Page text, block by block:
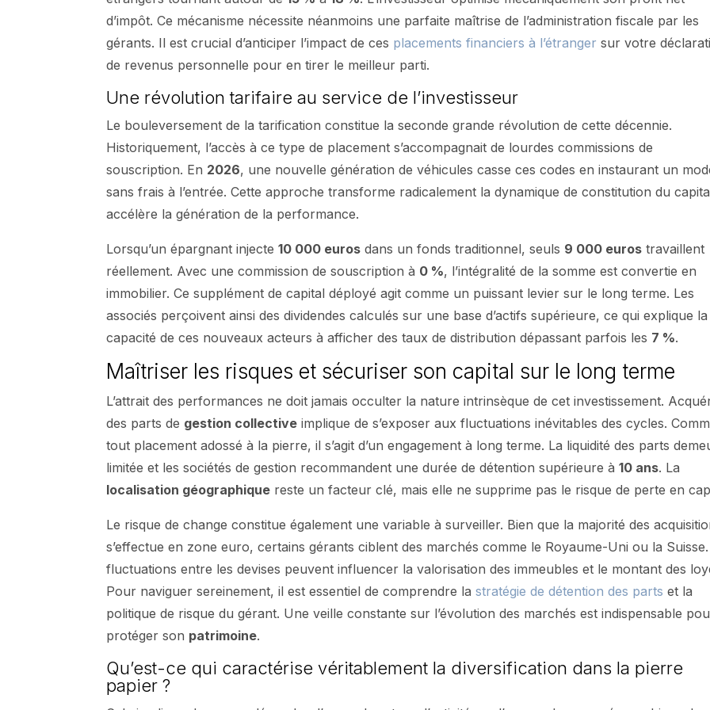
d’impôt. Ce mécanisme nécessite néanmoins une parfaite maîtrise de l’administration fiscale par les
gérants. Il est crucial d’anticiper l’impact de ces placements financiers à l’étranger sur votre
de revenus personnelle pour en tirer le meilleur parti.
Une révolution tarifaire au service de l’investisseur
Le bouleversement de la tarification constitue la seconde grande révolution de cette décennie.
Historiquement, l’accès à ce type de placement s’accompagnait de lourdes commissions de
souscription. En 2026, une nouvelle génération de véhicules casse ces codes en instaurant un
sans frais à l’entrée. Cette approche transforme radicalement la dynamique de constitution du
accélère la génération de la performance.
Lorsqu’un épargnant injecte10 000 euros dans un fonds traditionnel, seuls 9 000 euros travaillent
réellement. Avec une commission de souscription à 0 %, l’intégralité de la somme est convertie en
immobilier. Ce supplément de capital déployé agit comme un puissant levier sur le long terme. Les
associés perçoivent ainsi des dividendes calculés sur une base d’actifs supérieure, ce qui explique la
capacité de ces nouveaux acteurs à afficher des taux de distribution dépassant parfois les 7 %.
Maîtriser les risques et sécuriser son capital sur le long terme
L’attrait des performances ne doit jamais occulter la nature intrinsèque de cet investissement.
des parts de gestion collective implique de s’exposer aux fluctuations inévitables des cycles.
tout placement adossé à la pierre, il s’agit d’un engagement à long terme. La liquidité des parts
limitée et les sociétés de gestion recommandent une durée de détention supérieure à10 ans. La
localisation géographique reste un facteur clé, mais elle ne supprime pas le risque de perte en
Le risque de change constitue également une variable à surveiller. Bien que la majorité des
s’effectue en zone euro, certains gérants ciblent des marchés comme le Royaume-Uni ou la Suisse.
fluctuations entre les devises peuvent influencer la valorisation des immeubles et le montant des
Pour naviguer sereinement, il est essentiel de comprendre lastratégie de détention des parts et la
politique de risque du gérant. Une veille constante sur l’évolution des marchés est indispensable
protéger son patrimoine.
Qu’est-ce qui caractérise véritablement la diversification dans la pierre
papier ?